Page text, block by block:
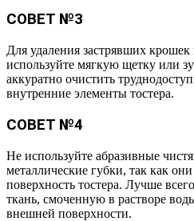
СОВЕТ №3
Для удаления застрявших
используйте мягкую щетку или
аккуратно очистить
внутренние элементы тостера.
СОВЕТ №4
Не используйте абразивные
металлические губки, так как
поверхность тостера. Лучше
ткань, смоченную в растворе
внешней поверхности.